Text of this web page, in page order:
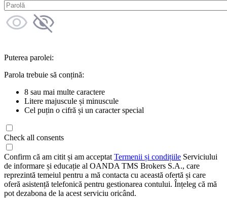
Puterea parolei:
Parola trebuie să conțină:
8 sau mai multe caractere
Litere majuscule și minuscule
Cel puțin o cifră și un caracter special
Check all consents
Confirm că am citit și am acceptat Termenii și condițiile Serviciului
de informare și educație al OANDA TMS Brokers S.A., care
reprezintă temeiul pentru a mă contacta cu această ofertă și care
oferă asistență telefonică pentru gestionarea contului. Înțeleg că mă
pot dezabona de la acest serviciu oricând.